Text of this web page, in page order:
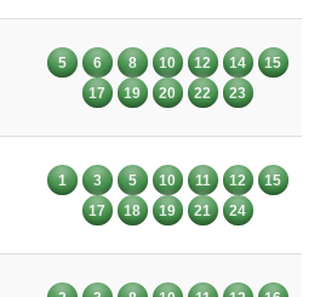
5 6 8 10 12 14
15
17
19 20 22 23
1 3 5 10 11 12
15
17
18 19 21 24